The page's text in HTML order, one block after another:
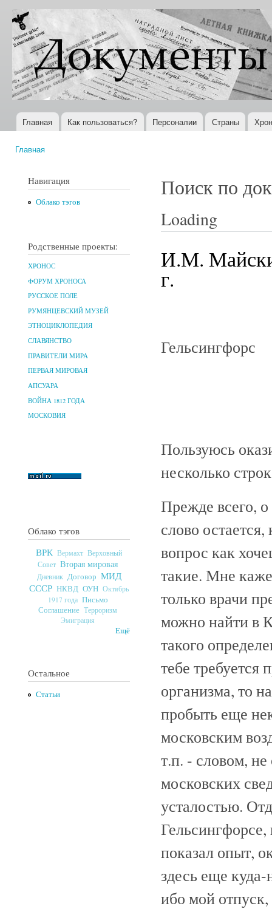
Документы
XX века
Всемирная
история в
Интернете
Главное меню
Главная Как пользоваться? Персоналии Страны
Главная
Навигация
Облако тэгов
Родственные проекты:
ХРОНОС
ФОРУМ ХРОНОСА
РУССКОЕ ПОЛЕ
РУМЯНЦЕВСКИЙ МУЗЕЙ
ЭТНОЦИКЛОПЕДИЯ
СЛАВЯНСТВО
ПРАВИТЕЛИ МИРА
ПЕРВАЯ МИРОВАЯ
АПСУАРА
ВОЙНА 1812 ГОДА
МОСКОВИЯ
Облако тэгов
ВРК Вермахт Верховный
Совет Вторая мировая
Дневник Договор МИД
СССР НКВД ОУН Октябрь
1917 года Письмо
Соглашение Терроризм
Эмиграция
Ещё
Остальное
Статьи
Поиск по
Loading
И.М.
г.
Гельсингфорс
Пользуюсь
несколько
Прежде всего,
слово
вопрос как
такие. Мне
только врачи
можно найти в
такого
тебе требуется
организма, то
пробыть еще
московским
т.п. - словом, не
московских
усталостью.
показал опыт,
здесь еще
ибо мой